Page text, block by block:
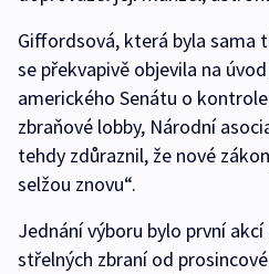
Giffordsová, která byla sama
se překvapivě objevila na
amerického Senátu o
zbraňové lobby, Národní
tehdy zdůraznil, že nové
selžou znovu“.
Jednání výboru bylo první
střelných zbraní od